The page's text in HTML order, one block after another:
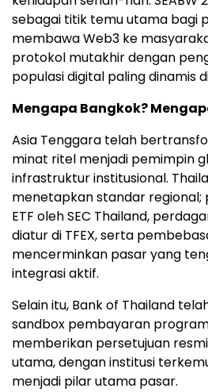
sebagai titik temu utama bagi
membawa Web3 ke
protokol mutakhir dengan
populasi digital paling dinamis
Mengapa Bangkok?
Asia Tenggara telah
minat ritel menjadi pemimpin
infrastruktur institusional.
menetapkan standar
ETF oleh SEC Thailand,
diatur di TFEX, serta
mencerminkan pasar yang
integrasi aktif.
Selain itu, Bank of Thailand
sandbox pembayaran
memberikan persetujuan
utama, dengan institusi
menjadi pilar utama pasar.